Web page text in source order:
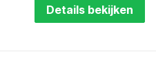
Details bekijken